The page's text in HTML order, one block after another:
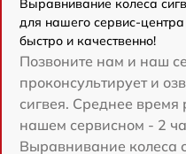
Выравнивание колеса
для нашего сервис-
быстро и качественно!
Позвоните нам и наш
проконсультирует и
сигвея. Среднее время
нашем сервисном - 2
Выравнивание колеса